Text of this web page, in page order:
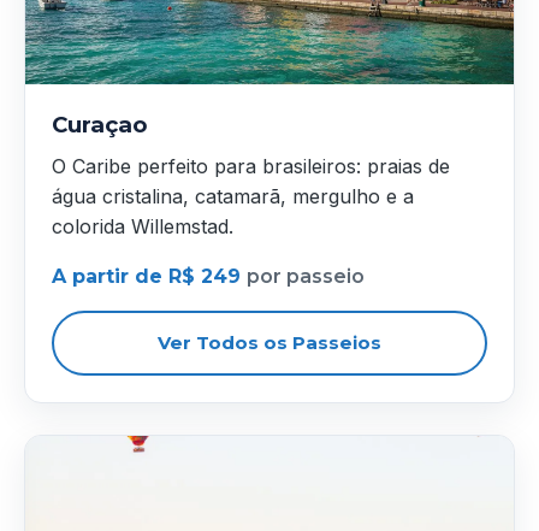
Curaçao
O Caribe perfeito para brasileiros: praias de
água cristalina, catamarã, mergulho e a
colorida Willemstad.
A partir de R$ 249 por passeio
Ver Todos os Passeios